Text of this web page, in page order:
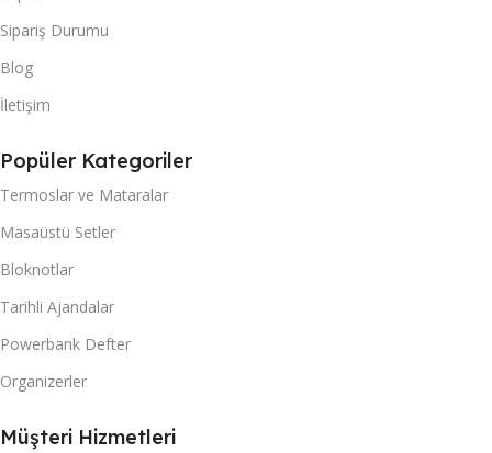
Sipariş Durumu
Blog
İletişim
Popüler Kategoriler
Termoslar ve Mataralar
Masaüstü Setler
Bloknotlar
Tarihli Ajandalar
Powerbank Defter
Organizerler
Müşteri Hizmetleri